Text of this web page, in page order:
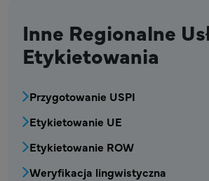
Inne Regionalne
Etykietowania
MPR – Blok menu
Przygotowanie USPI
Etykietowanie UE
Etykietowanie ROW
Weryfikacja lingwistyczna